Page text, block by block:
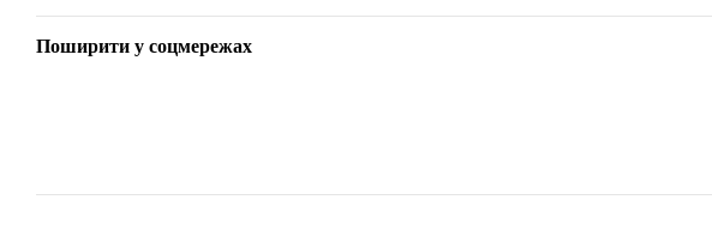
Поширити у соцмережах